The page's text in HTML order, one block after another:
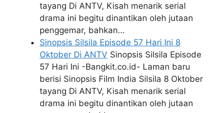
tayang Di ANTV, Kisah menarik serial
drama ini begitu dinantikan oleh jutaan
penggemar, bahkan…
Sinopsis Silsila Episode 57 Hari Ini 8
Oktober Di ANTV Sinopsis Silsila Episode
57 Hari Ini -Bangkit.co.id- Laman baru
berisi Sinopsis Film India Silsila 8 Oktober
tayang Di ANTV, Kisah menarik serial
drama ini begitu dinantikan oleh jutaan